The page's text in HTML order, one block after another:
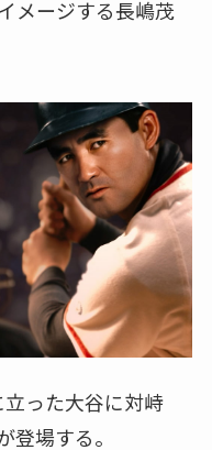
メージする長嶋茂
った大谷に対峙
登場する。